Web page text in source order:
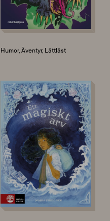
Humor, Äventyr, Lättläst